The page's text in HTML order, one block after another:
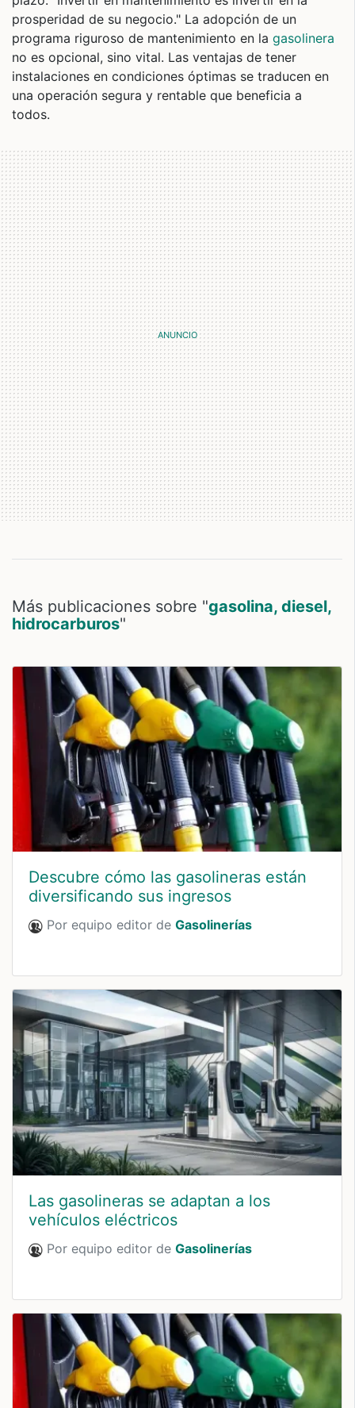
prosperidad de su negocio." La adopción de un
programa riguroso de mantenimiento en la gasolinera
no es opcional, sino vital. Las ventajas de tener
instalaciones en condiciones óptimas se traducen en
una operación segura y rentable que beneficia a
todos.
Más publicaciones sobre "gasolina, diesel,
hidrocarburos"
Descubre cómo las gasolineras están
diversificando sus ingresos
Por equipo editor de Gasolinerías
Las gasolineras se adaptan a los
vehículos eléctricos
Por equipo editor de Gasolinerías